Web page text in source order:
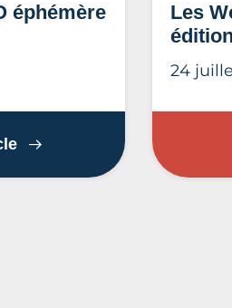
éphémère
Boutique LOCO éphémère
Les
24